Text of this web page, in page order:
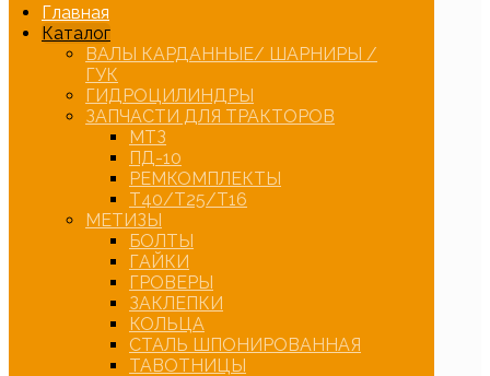
Главная
Каталог
ВАЛЫ КАРДАННЫЕ/ ШАРНИРЫ /
ГУК
ГИДРОЦИЛИНДРЫ
ЗАПЧАСТИ ДЛЯ ТРАКТОРОВ
МТЗ
ПД-10
РЕМКОМПЛЕКТЫ
Т40/Т25/Т16
МЕТИЗЫ
БОЛТЫ
ГАЙКИ
ГРОВЕРЫ
ЗАКЛЕПКИ
КОЛЬЦА
СТАЛЬ ШПОНИРОВАННАЯ
ТАВОТНИЦЫ